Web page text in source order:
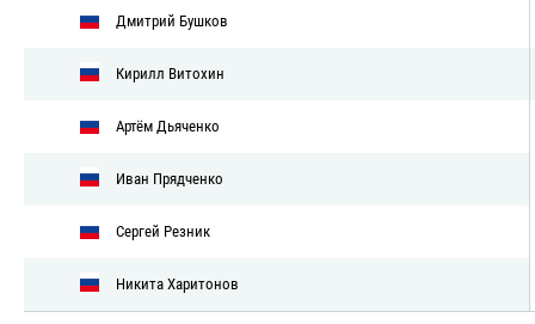
Дмитрий Бушков
Кирилл Витохин
Артём Дьяченко
Иван Прядченко
Сергей Резник
Никита Харитонов